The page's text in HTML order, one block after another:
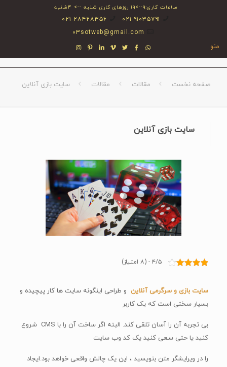
ساعات کاری:۹-->۱۹ روزهای کاری شنبه --> ۴شنبه
۰۲۱-۹۱۰۳۵۷۹۱
۰۲۱-۲۸۴۲۸۳۵۶
03sotweb@gmail.com
منو
صفحه نخست مقالات مقالات سایت بازی آنلاین
سایت بازی آنلاین
۴/۵ - (۸ امتیاز)
سایت بازی و سرگرمی آنلاین و طراحی اینگونه سایت ها کار پیچیده و
بسیار سختی است که یک کاربر
بی تجربه آن را آسان تلقی کند. البته اگر ساخت آن را با CMS شروع
کنید یا حتی سعی کنید یک کد وب سایت
را در ویرایشگر متن بنویسید ، این یک چالش واقعی خواهد بود.ایجاد